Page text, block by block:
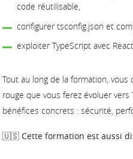
code réutilisable,
configurer tsconfig.json et
exploiter TypeScript avec
Tout au long de la formation,
rouge que vous ferez évoluer
bénéfices concrets : sécurité,
🇺🇸 Cette formation est aussi